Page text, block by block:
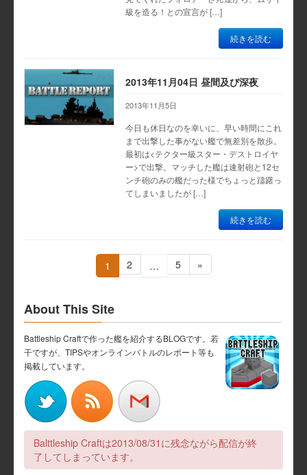
級を造る！との宣言が […]
続きを読む
2013年11月04日 昼間及び深夜
2013年11月5日
今日も休日なのを幸いに、早い時間にこれ
まで出撃した事がない艦で無差別を散歩。
最初は<テクター級スター・デストロイヤ
ー>で出撃。マッチした艦は速射砲と12セ
ンチ砲のみの艦だった様でちょっと躊躇っ
てしまいましたが […]
続きを読む
ナ
ビ
ゲ
ー
シ
ョ
固
定
ー
ジ
1
固
定
2 …
固
定
5 »
About This Site
Battleship Craftで作った艦を紹介するBLOGです。若
干ですが、TIPSやオンラインバトルのレポート等も
掲載しています。
Balttleship Craftは2013/08/31に残念ながら配信が終
了してしまっています。